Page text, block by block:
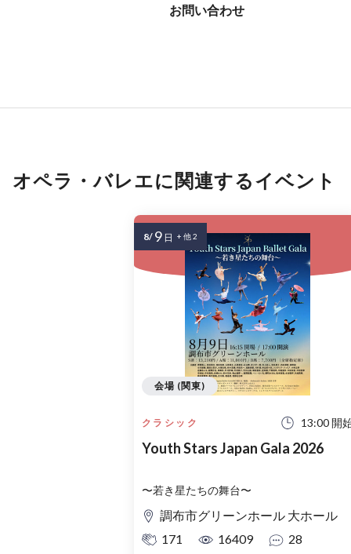
お問い合わせ
オペラ・バレエに関連するイベント
クラシック 13:00 開
Youth Stars Japan Gala 2026
〜若き星たちの舞台〜
調布市グリーンホール 大ホール
171
16409 28
会場 (関東)
8/ 9 日 + 他 2